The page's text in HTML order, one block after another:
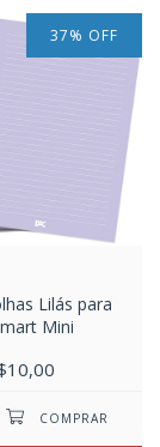
37% OFF
Lilás para
Mini